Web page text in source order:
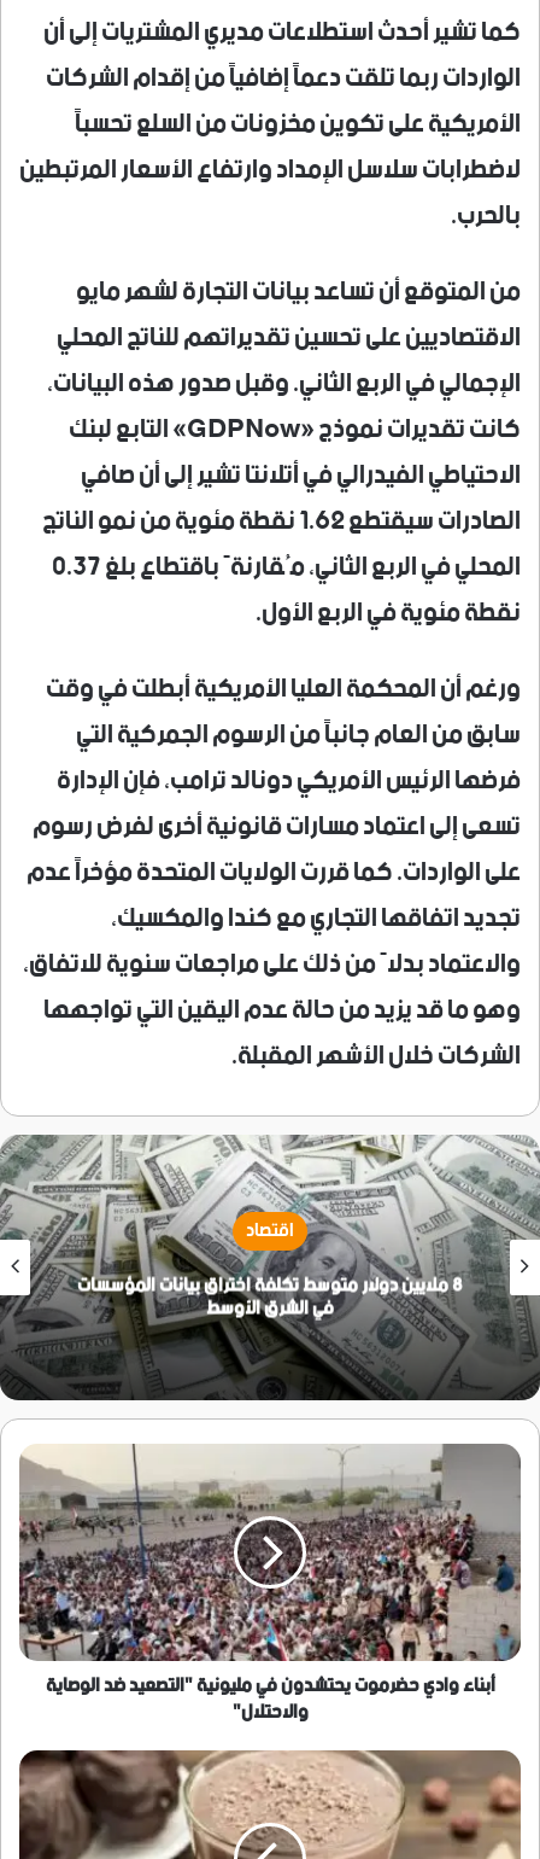
كما تشير أحدث استطلاعات مديري المشتريات إلى أن
الواردات ربما تلقت دعماً إضافياً من إقدام الشركات
الأمريكية على تكوين مخزونات من السلع تحسباً
لاضطرابات سلاسل الإمداد وارتفاع الأسعار المرتبطين
بالحرب.
من المتوقع أن تساعد بيانات التجارة لشهر مايو
الاقتصاديين على تحسين تقديراتهم للناتج المحلي
الإجمالي في الربع الثاني. وقبل صدور هذه البيانات،
كانت تقديرات نموذج «GDPNow» التابع لبنك
الاحتياطي الفيدرالي في أتلانتا تشير إلى أن صافي
الصادرات سيقتطع 1.62 نقطة مئوية من نمو الناتج
المحلي في الربع الثاني، مُقارنةً باقتطاع بلغ 0.37
نقطة مئوية في الربع الأول.
ورغم أن المحكمة العليا الأمريكية أبطلت في وقت
سابق من العام جانباً من الرسوم الجمركية التي
فرضها الرئيس الأمريكي دونالد ترامب، فإن الإدارة
تسعى إلى اعتماد مسارات قانونية أخرى لفرض رسوم
على الواردات. كما قررت الولايات المتحدة مؤخراً عدم
تجديد اتفاقها التجاري مع كندا والمكسيك،
والاعتماد بدلاً من ذلك على مراجعات سنوية للاتفاق،
وهو ما قد يزيد من حالة عدم اليقين التي تواجهها
الشركات خلال الأشهر المقبلة.
اقتصاد
8 ملايين دولار متوسط تكلفة اختراق بيانات المؤسسات
في الشرق الأوسط
أبناء
وادي
حضرموت
يحتشدون
في
مليونية
"التصعيد
ضد
الوصاية
والاحتلال"
أبناء وادي حضرموت يحتشدون في مليونية "التصعيد ضد الوصاية
والاحتلال"
ثروة
مخفية..
"كنز"
الكاكاو